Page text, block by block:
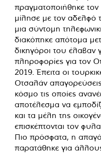
πραγματοποιήθηκε
μίλησε με τον
μια σύντομη
διακόπηκε απότομα
δικηγόροι του έλαβαν
πληροφορίες για τον
2019. Έπειτα οι
Οτσαλάν
κόσμο τις οποίες
αποτέλεσμα να
και τα μέλη της
επισκέπτονται τον
Πιο πρόσφατα, η
παρατάθηκε για